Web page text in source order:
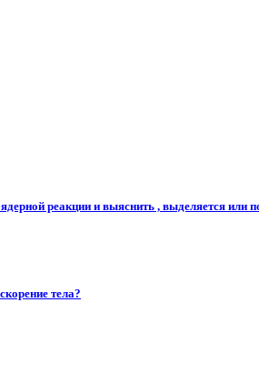
реакции и выяснить , выделяется или
тела?